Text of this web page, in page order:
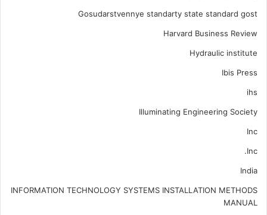
Gosudarstvennye standarty state standard gost
Harvard Business Review
Hydraulic institute
Ibis Press
ihs
Illuminating Engineering Society
Inc
Inc.
India
INFORMATION TECHNOLOGY SYSTEMS INSTALLATION METHODS
MANUAL